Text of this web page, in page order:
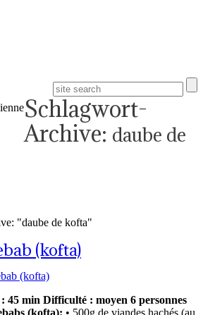
Schlagwort-
Archive: daube de
"daube de kofta"
(kofta)
45 min Difficulté : moyen 6 personnes